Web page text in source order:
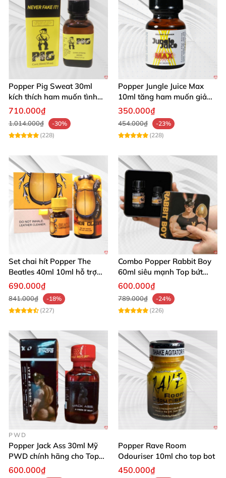
Popper Pig Sweat 30ml
kích thích ham muốn tình
dục khoái cảm sâu cộng
đồng LGBT
710.000₫
1.014.000₫
-30%
(228)
Popper Jungle Juice Max
10ml tăng ham muốn giảm
đau quan hệ
350.000₫
454.000₫
-23%
(228)
Set chai hít Popper The
Beatles 40ml 10ml hỗ trợ
giãn nở hậu môn cho Top
690.000₫
841.000₫
-18%
(227)
Combo Popper Rabbit Boy
60ml siêu mạnh Top bứt
phá giới hạn
600.000₫
789.000₫
-24%
(226)
PWD
Popper Jack Ass 30ml Mỹ
PWD chính hãng cho Top
Bot
600.000₫
Popper Rave Room
Odouriser 10ml cho top bot
450.000₫